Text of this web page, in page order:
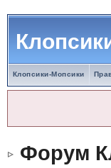
Клопсики-Мопсики
Форум